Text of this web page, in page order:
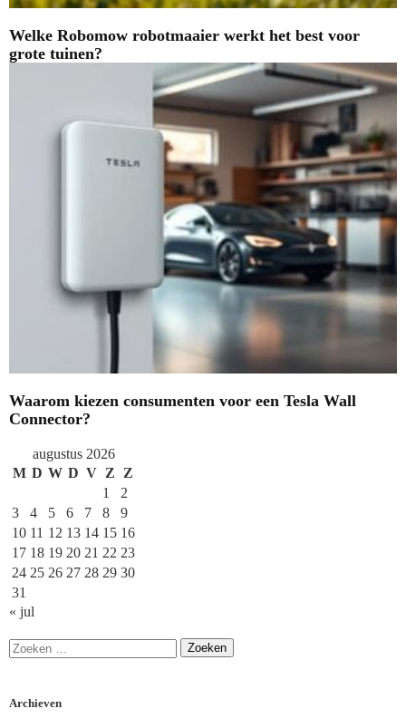
Welke Robomow robotmaaier werkt het best voor
grote tuinen?
Waarom kiezen consumenten voor een Tesla Wall
Connector?
augustus 2026
M D W D V Z
Z
1
2
3
4 5 6 7 8
9
10 11 12 13 14 15 16
17 18 19 20 21 22 23
24 25 26 27 28 29 30
31
« jul
Archieven